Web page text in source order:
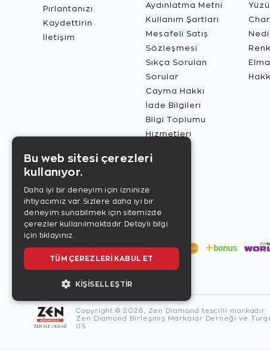
Pırlantanızı
Kaydettirin
İletişim
Aydınlatma Metni
Kullanım Şartları
Mesafeli Satış
Sözleşmesi
Sıkça Sorulan
Sorular
Cayma Hakkı
İade Bilgileri
Bilgi Toplumu
Hizmetleri
Copyright © 2026, Zen Diamond tescilli markadır.
Zen Diamond Birleşmiş Markalar Derneği ve
US
Bu web sitesi çerezleri
kullanıyor.
Daha iyi bir deneyim için izninize
ihtiyacımız var. Sizlere daha iyi bir
deneyim sunabilmek için sitemizde
çerezler kullanılmaktadır. Detaylı bilgi
için tıklayınız.
TÜM ÇEREZLERI KABUL ET
KIŞISELLEŞTIR